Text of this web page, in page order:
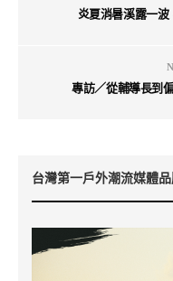
炎夏消暑溪露一
專訪／從輔導長到
台灣第一戶外潮流媒體